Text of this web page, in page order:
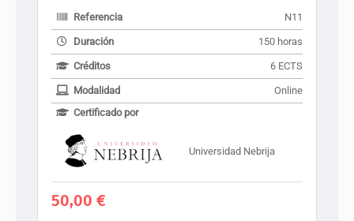
Referencia N11
Duración 150 horas
Créditos 6 ECTS
Modalidad
Online
Certificado por
Universidad Nebrija
50,00 €